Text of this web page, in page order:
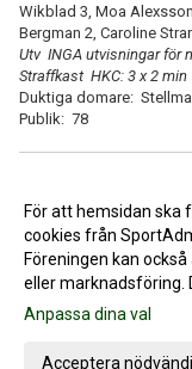
Wikblad 3, Moa
Bergman 2, Caroline
Utv INGA utvisningar för
Straffkast HKC: 3 x 2
Duktiga domare:
Publik: 78
<< Tillbaka
Gå
För att hemsidan ska
cookies från
Föreningen kan
eller marknadsföring.
Anpassa dina val
Acceptera